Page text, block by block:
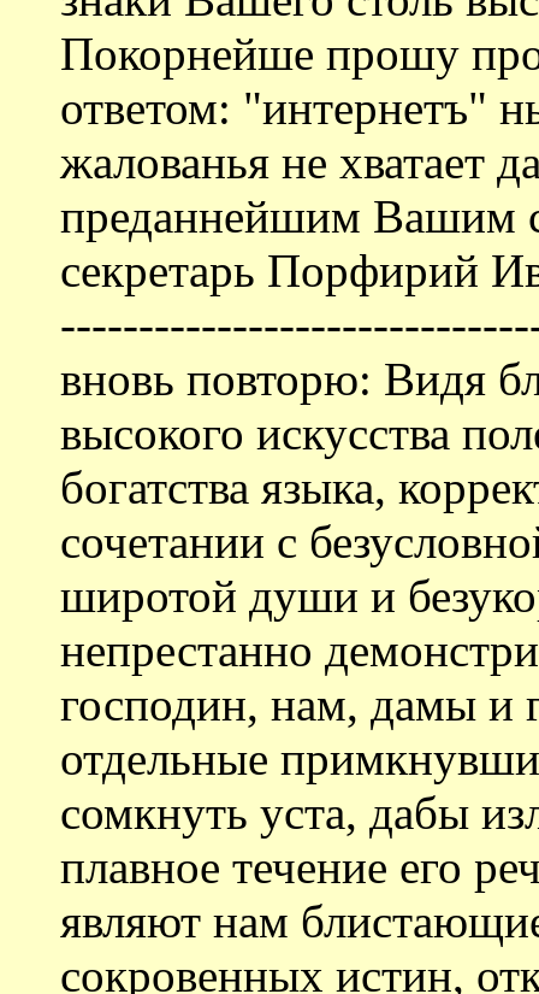
Покорнейше прошу
ответом: "интернетъ"
жалованья не хватает
преданнейшим Вашим
секретарь Порфирий
вновь повторю: Видя
высокого искусства
богатства языка,
сочетании с
широтой души и
непрестанно
господин, нам, дамы и
отдельные
сомкнуть уста, дабы
плавное течение его
являют нам
сокровенных истин,